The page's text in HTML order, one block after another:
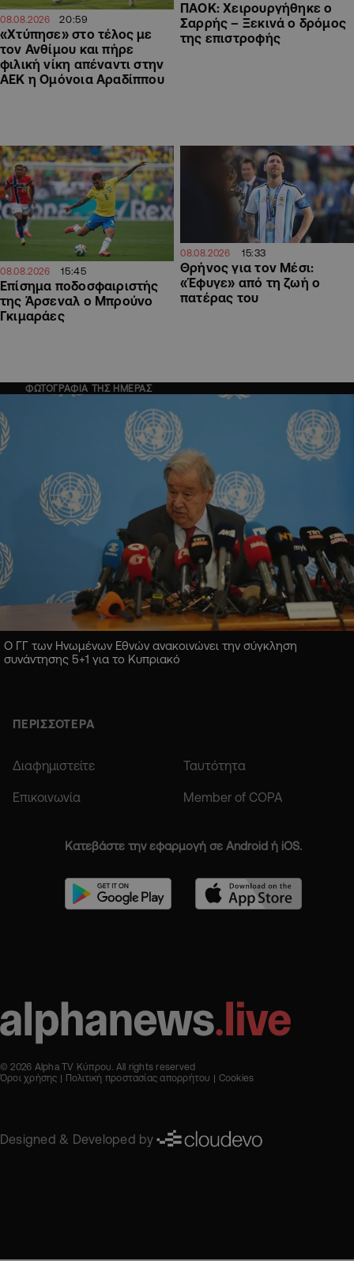
08.08.2026 20:59
«Χτύπησε» στο τέλος με
τον Ανθίμου και πήρε
φιλική νίκη απέναντι στην
ΑΕΚ η Ομόνοια Αραδίππου
ΠΑΟΚ: Χειρουργήθηκε ο
Σαρρής – Ξεκινά ο δρόμος
της επιστροφής
08.08.2026 15:45
Επίσημα ποδοσφαιριστής
της Άρσεναλ ο Μπρούνο
Γκιμαράες
08.08.2026 15:33
Θρήνος για τον Μέσι:
«Έφυγε» από τη ζωή ο
πατέρας του
ΦΩΤΟΓΡΑΦΙΑ ΤΗΣ ΗΜΕΡΑΣ
Ο ΓΓ των Ηνωμένων Εθνών ανακοινώνει την σύγκληση
συνάντησης 5+1 για το Κυπριακό
ΠΕΡΙΣΣΟΤΕΡΑ
Διαφημιστείτε Ταυτότητα
Επικοινωνία Member of COPA
Κατεβάστε την εφαρμογή σε Android ή iOS.
© 2026 Alpha TV Κύπρου. All rights reserved
Όροι χρήσης
Πολιτική προστασίας απορρήτου Cookies
Designed & Developed by